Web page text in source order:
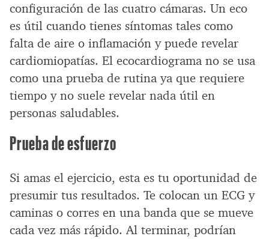
configuración de las cuatro cámaras. Un eco
es útil cuando tienes síntomas tales como
falta de aire o inflamación y puede revelar
cardiomiopatías. El ecocardiograma no se usa
como una prueba de rutina ya que requiere
tiempo y no suele revelar nada útil en
personas saludables.
Prueba de esfuerzo
Si amas el ejercicio, esta es tu oportunidad de
presumir tus resultados. Te colocan un ECG y
caminas o corres en una banda que se mueve
cada vez más rápido. Al terminar, podrían